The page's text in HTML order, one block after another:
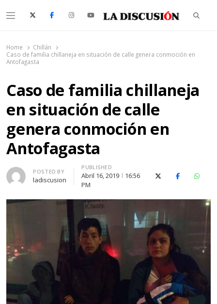
Menu
Home
Chillán
Caso de familia chillaneja en situación de calle genera conmoción en
Antofagasta
Caso de familia chillaneja
en situación de calle
genera conmoción en
Antofagasta
Author
POSTED BY
ladiscusion
PUBLISHED
Abril 16, 2019
16:56
PM
X (Twitter)Facebook